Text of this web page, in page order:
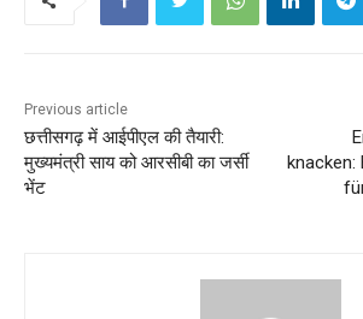
Previous article
छत्तीसगढ़ में आईपीएल की तैयारी:
मुख्यमंत्री साय को आरसीबी का जर्सी
भेंट
knacken: